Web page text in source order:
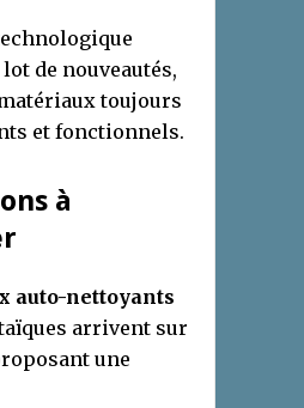
de nouveautés,
toujours
et fonctionnels.
à
auto-nettoyants
arrivent sur
une